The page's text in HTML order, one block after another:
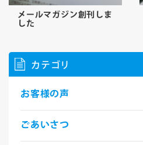
メールマガジン創刊しま
した
カテゴリ
お客様の声
ごあいさつ